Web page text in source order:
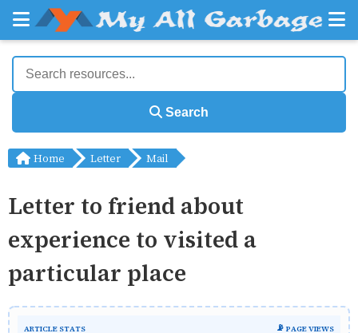
Search
Home Letter Mail
Letter to friend about
experience to visited a
particular place
ARTICLE STATS 📡 PAGE VIEWS